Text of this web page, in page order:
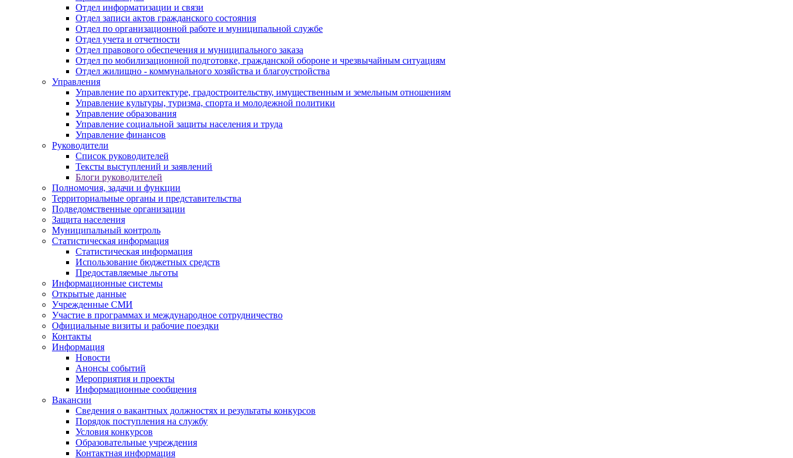
Отдел информатизации и связи
Отдел записи актов гражданского состояния
Отдел по организационной работе и муниципальной службе
Отдел учета и отчетности
Отдел правового обеспечения и муниципального заказа
Отдел по мобилизационной подготовке, гражданской обороне и чрезвычайным ситуациям
Отдел жилищно - коммунального хозяйства и благоустройства
Управления
Управление по архитектуре, градостроительству, имущественным и земельным отношениям
Управление культуры, туризма, спорта и молодежной политики
Управление образования
Управление социальной защиты населения и труда
Управление финансов
Руководители
Список руководителей
Тексты выступлений и заявлений
Блоги руководителей
Полномочия, задачи и функции
Территориальные органы и представительства
Подведомственные организации
Защита населения
Муниципальный контроль
Статистическая информация
Статистическая информация
Использование бюджетных средств
Предоставляемые льготы
Информационные системы
Открытые данные
Учрежденные СМИ
Участие в программах и международное сотрудничество
Официальные визиты и рабочие поездки
Контакты
Информация
Новости
Анонсы событий
Мероприятия и проекты
Информационные сообщения
Вакансии
Сведения о вакантных должностях и результаты конкурсов
Порядок поступления на службу
Условия конкурсов
Образовательные учреждения
Контактная информация